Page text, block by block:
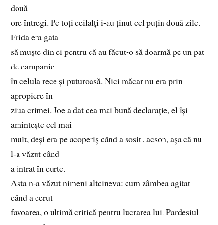
două
ore întregi. Pe toți ceilalți i‑au ținut cel puțin două zile.
Frida era gata
să muște din ei pentru că au făcut‑o să doarmă pe un pat
de campanie
în celula rece și puturoasă. Nici măcar nu era prin
apropiere în
ziua crimei. Joe a dat cea mai bună declarație, el își
amintește cel mai
mult, deși era pe acoperiș când a sosit Jacson, așa că nu
l‑a văzut când
a intrat în curte.
Asta n‑a văzut nimeni altcineva: cum zâmbea agitat
când a cerut
favoarea, o ultimă critică pentru lucrarea lui. Pardesiul